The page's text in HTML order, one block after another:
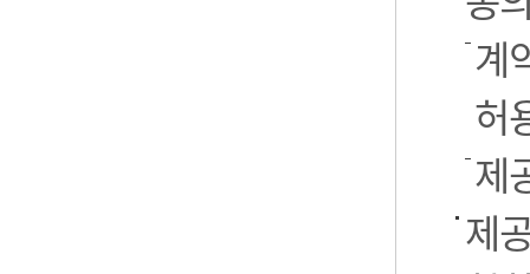
계
허
제
제